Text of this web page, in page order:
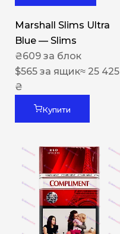
Marshall Slims Ultra
Blue — Slims
₴609 за блок
$565 за ящик≈ 25 425
₴
Купити